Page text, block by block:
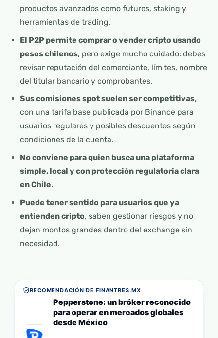
productos avanzados como futuros, staking y
herramientas de trading.
El P2P permite comprar o vender cripto usando
pesos chilenos, pero exige mucho cuidado: debes
revisar reputación del comerciante, límites, nombre
del titular bancario y comprobantes.
Sus comisiones spot suelen ser competitivas,
con una tarifa base publicada por Binance para
usuarios regulares y posibles descuentos según
condiciones de la cuenta.
No conviene para quien busca una plataforma
simple, local y con protección regulatoria clara
en Chile.
Puede tener sentido para usuarios que ya
entienden cripto, saben gestionar riesgos y no
dejan montos grandes dentro del exchange sin
necesidad.
RECOMENDACIÓN DE FINANTRES.MX
Pepperstone: un bróker reconocido
para operar en mercados globales
desde México